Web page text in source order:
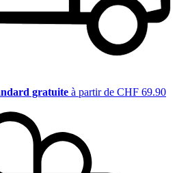
gratuite à partir de CHF 69.90